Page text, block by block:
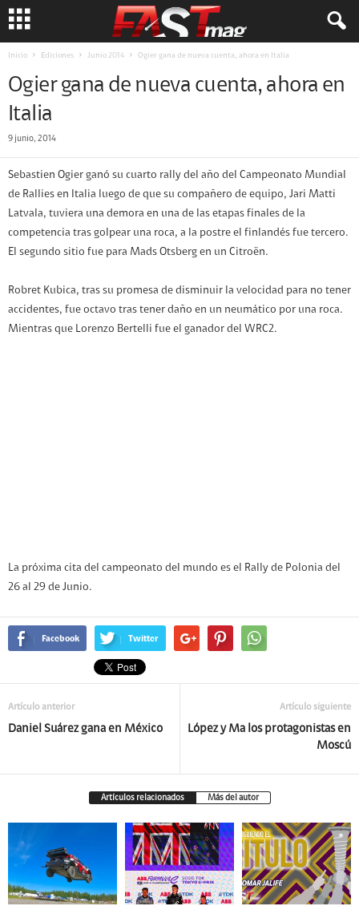
Inicio Ediciones Junio 2014 Ogier gana de nueva cuenta, ahora en Italia
Ogier gana de nueva cuenta, ahora en
Italia
9 junio, 2014
Sebastien Ogier ganó su cuarto rally del año del Campeonato Mundial
de Rallies en Italia luego de que su compañero de equipo, Jari Matti
Latvala, tuviera una demora en una de las etapas finales de la
competencia tras golpear una roca, a la postre el finlandés fue tercero.
El segundo sitio fue para Mads Otsberg en un Citroën.
Robret Kubica, tras su promesa de disminuir la velocidad para no tener
accidentes, fue octavo tras tener daño en un neumático por una roca.
Mientras que Lorenzo Bertelli fue el ganador del WRC2.
La próxima cita del campeonato del mundo es el Rally de Polonia del
26 al 29 de Junio.
Facebook Twitter
Artículo anterior
Daniel Suárez gana en México
Artículo siguiente
López y Ma los protagonistas en
Moscú
Artículos relacionados Más del autor